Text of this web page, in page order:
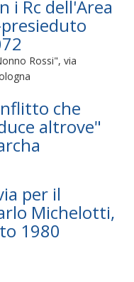
i Rc dell'Area
Rossi", via
che
altrove"
per il
Michelotti,
1980